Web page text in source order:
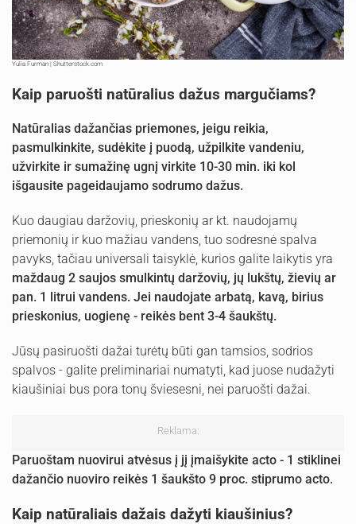
Yulia Furman | Shutterstock.com
Kaip paruošti natūralius dažus margučiams?
Natūralias dažančias priemones, jeigu reikia,
pasmulkinkite, sudėkite į puodą, užpilkite vandeniu,
užvirkite ir sumažinę ugnį virkite 10-30 min. iki kol
išgausite pageidaujamo sodrumo dažus.
Kuo daugiau daržovių, prieskonių ar kt. naudojamų
priemonių ir kuo mažiau vandens, tuo sodresnė spalva
pavyks, tačiau universali taisyklė, kurios galite laikytis yra
maždaug 2 saujos smulkintų daržovių, jų lukštų, žievių ar
pan. 1 litrui vandens. Jei naudojate arbatą, kavą, birius
prieskonius, uogienę - reikės bent 3-4 šaukštų.
Jūsų pasiruošti dažai turėtų būti gan tamsios, sodrios
spalvos - galite preliminariai numatyti, kad juose nudažyti
kiaušiniai bus pora tonų šviesesni, nei paruošti dažai.
Reklama:
Paruoštam nuovirui atvėsus į jį įmaišykite acto - 1 stiklinei
dažančio nuoviro reikės 1 šaukšto 9 proc. stiprumo acto.
Kaip natūraliais dažais dažyti kiaušinius?